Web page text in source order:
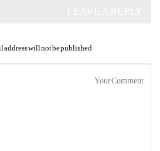
address will not be published.